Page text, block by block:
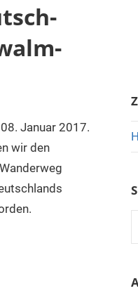
Januar 2017.
wir den